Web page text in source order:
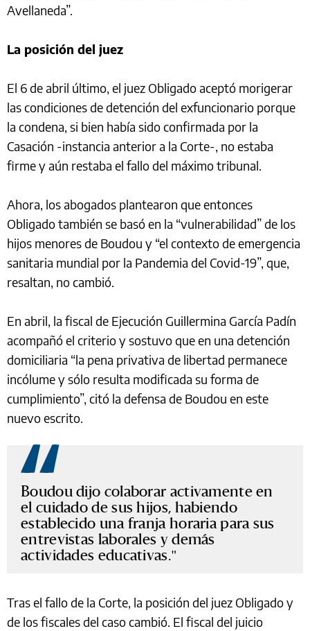
Avellaneda”.
La posición del juez
El 6 de abril último, el juez Obligado aceptó morigerar
las condiciones de detención del exfuncionario porque
la condena, si bien había sido confirmada por la
Casación -instancia anterior a la Corte-, no estaba
firme y aún restaba el fallo del máximo tribunal.
Ahora, los abogados plantearon que entonces
Obligado también se basó en la “vulnerabilidad” de los
hijos menores de Boudou y “el contexto de emergencia
sanitaria mundial por la Pandemia del Covid-19”, que,
resaltan, no cambió.
En abril, la fiscal de Ejecución Guillermina García Padín
acompañó el criterio y sostuvo que en una detención
domiciliaria “la pena privativa de libertad permanece
incólume y sólo resulta modificada su forma de
cumplimiento”, citó la defensa de Boudou en este
nuevo escrito.
Boudou dijo colaborar activamente en
el cuidado de sus hijos, habiendo
establecido una franja horaria para sus
entrevistas laborales y demás
actividades educativas.
Tras el fallo de la Corte, la posición del juez Obligado y
de los fiscales del caso cambió. El fiscal del juicio